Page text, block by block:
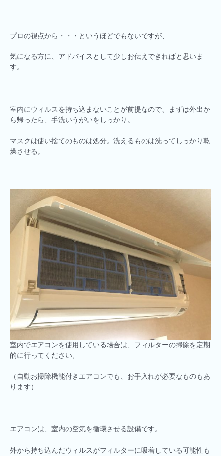
プロの視点から・・・というほどでもないですが、
気になる方に、アドバイスとして少しお伝えできればと思いま
す。
室内にウィルスを持ち込まないことが前提なので、まずは外出か
ら帰ったら、手洗いうがいをしっかり。
マスクは使い捨てのものは処分。洗えるものは洗ってしっかり乾
燥させる。
室内でエアコンを使用している場合は、フィルターの掃除を定期
的に行ってください。
（自動お掃除機能付きエアコンでも、お手入れが必要なものもあ
ります）
エアコンは、室内の空気を循環させる設備です。
外から持ち込んだウィルスがフィルターに吸着している可能性も